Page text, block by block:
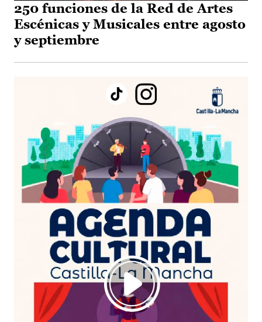
250 funciones de la Red de Artes
Escénicas y Musicales entre agosto
y septiembre